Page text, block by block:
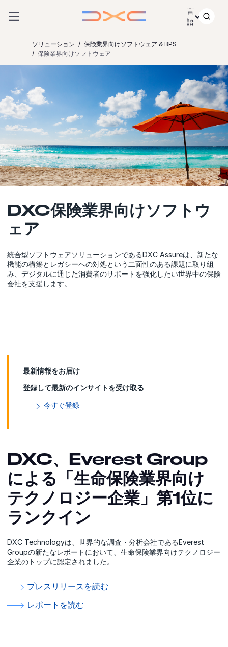
言
語
ソリューション
保険業界向けソフトウェア & BPS
保険業界向けソフトウェア
DXC保険業界向けソフトウ
ェア
統合型ソフトウェアソリューションであるDXC Assureは、新たな
機能の構築とレガシーへの対処という二面性のある課題に取り組
み、デジタルに通じた消費者のサポートを強化したい世界中の保険
会社を支援します。
最新情報をお届け
登録して最新のインサイトを受け取る
今すぐ登録
DXC、Everest Group
による「生命保険業界向け
テクノロジー企業」第1位に
ランクイン
DXC Technologyは、世界的な調査・分析会社であるEverest
Groupの新たなレポートにおいて、生命保険業界向けテクノロジー
企業のトップに認定されました。
プレスリリースを読む
レポートを読む